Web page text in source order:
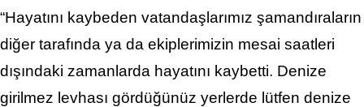
“Hayatını kaybeden vatandaşlarımız şamandıraların
diğer tarafında ya da ekiplerimizin mesai saatleri
dışındaki zamanlarda hayatını kaybetti. Denize
girilmez levhası gördüğünüz yerlerde lütfen denize